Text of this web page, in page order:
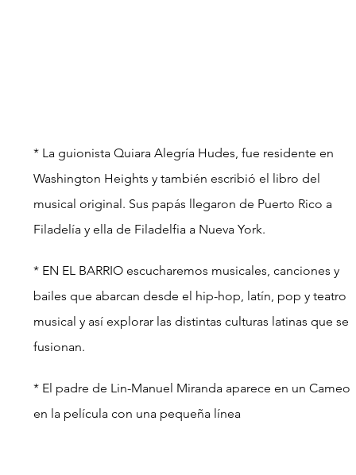
* La guionista Quiara Alegría Hudes, fue residente en
Washington Heights y también escribió el libro del
musical original. Sus papás llegaron de Puerto Rico a
Filadelía y ella de Filadelfia a Nueva York.
* EN EL BARRIO escucharemos musicales, canciones y
bailes que abarcan desde el hip-hop, latín, pop y teatro
musical y así explorar las distintas culturas latinas que se
fusionan.
* El padre de Lin-Manuel Miranda aparece en un Cameo
en la película con una pequeña línea